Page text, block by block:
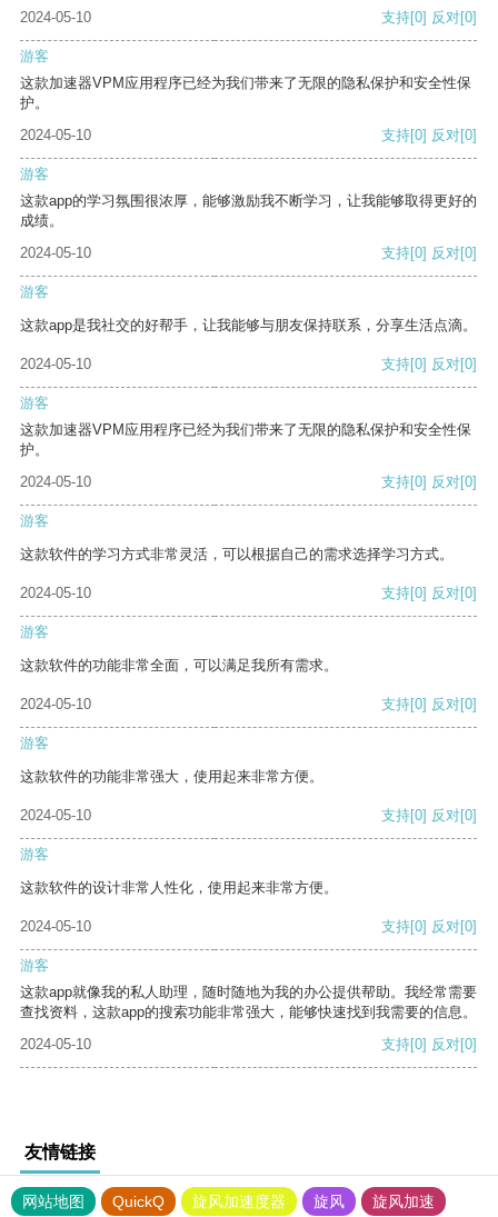
2024-05-10 支持[0] 反对[0]
游客
这款加速器VPM应用程序已经为我们带来了无限的隐私保护和安全性保
护。
2024-05-10
支持[0] 反对[0]
游客
这款app的学习氛围很浓厚，能够激励我不断学习，让我能够取得更好的
成绩。
2024-05-10
支持[0] 反对[0]
游客
这款app是我社交的好帮手，让我能够与朋友保持联系，分享生活点滴。
2024-05-10 支持[0] 反对[0]
游客
这款加速器VPM应用程序已经为我们带来了无限的隐私保护和安全性保
护。
2024-05-10
支持[0] 反对[0]
游客
这款软件的学习方式非常灵活，可以根据自己的需求选择学习方式。
2024-05-10 支持[0] 反对[0]
游客
这款软件的功能非常全面，可以满足我所有需求。
2024-05-10 支持[0] 反对[0]
游客
这款软件的功能非常强大，使用起来非常方便。
2024-05-10 支持[0] 反对[0]
游客
这款软件的设计非常人性化，使用起来非常方便。
2024-05-10 支持[0] 反对[0]
游客
这款app就像我的私人助理，随时随地为我的办公提供帮助。我经常需要
查找资料，这款app的搜索功能非常强大，能够快速找到我需要的信息。
2024-05-10
支持[0] 反对[0]
友情链接
网站地图 QuickQ 旋风加速度器 旋风 旋风加速